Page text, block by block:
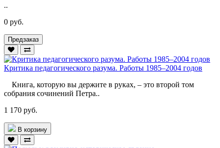
..
0 руб.
Предзаказ
Критика педагогического разума. Работы 1985–2004 годов
Книга, которую вы держите в руках, – это второй том
собрания сочинений Петра..
1 170 руб.
В корзину